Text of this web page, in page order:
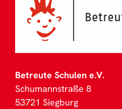
Betreute Schulen e.V.
Schumannstraße 8
53721 Siegburg